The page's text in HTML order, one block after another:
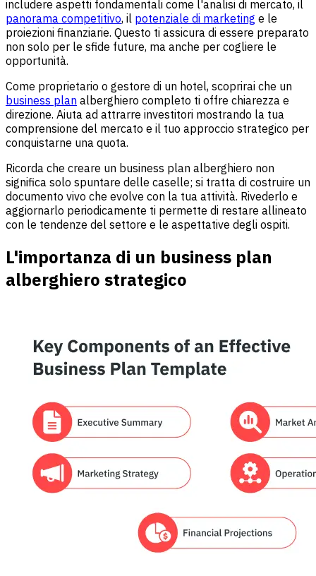
includere aspetti fondamentali come l'analisi di mercato, il
panorama competitivo, il potenziale di marketing e le
proiezioni finanziarie. Questo ti assicura di essere preparato
non solo per le sfide future, ma anche per cogliere le
opportunità.
Come proprietario o gestore di un hotel, scoprirai che un
business plan alberghiero completo ti offre chiarezza e
direzione. Aiuta ad attrarre investitori mostrando la tua
comprensione del mercato e il tuo approccio strategico per
conquistarne una quota.
Ricorda che creare un business plan alberghiero non
significa solo spuntare delle caselle; si tratta di costruire un
documento vivo che evolve con la tua attività. Rivederlo e
aggiornarlo periodicamente ti permette di restare allineato
con le tendenze del settore e le aspettative degli ospiti.
L'importanza di un business plan
alberghiero strategico